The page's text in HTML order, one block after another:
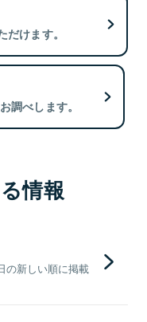
けます。
調べします。
情報
の新しい順に掲載